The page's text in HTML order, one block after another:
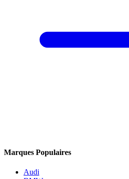
Marques Populaires
Audi